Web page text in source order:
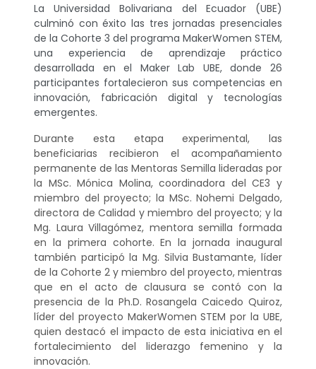
La Universidad Bolivariana del Ecuador (UBE)
culminó con éxito las tres jornadas presenciales
de la Cohorte 3 del programa MakerWomen STEM,
una experiencia de aprendizaje práctico
desarrollada en el Maker Lab UBE, donde 26
participantes fortalecieron sus competencias en
innovación, fabricación digital y tecnologías
emergentes.
Durante esta etapa experimental, las
beneficiarias recibieron el acompañamiento
permanente de las Mentoras Semilla lideradas por
la MSc. Mónica Molina, coordinadora del CE3 y
miembro del proyecto; la MSc. Nohemi Delgado,
directora de Calidad y miembro del proyecto; y la
Mg. Laura Villagómez, mentora semilla formada
en la primera cohorte. En la jornada inaugural
también participó la Mg. Silvia Bustamante, líder
de la Cohorte 2 y miembro del proyecto, mientras
que en el acto de clausura se contó con la
presencia de la Ph.D. Rosangela Caicedo Quiroz,
líder del proyecto MakerWomen STEM por la UBE,
quien destacó el impacto de esta iniciativa en el
fortalecimiento del liderazgo femenino y la
innovación.